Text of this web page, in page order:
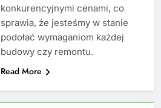
konkurencyjnymi cenami, co
sprawia, że jesteśmy w stanie
podołać wymaganiom każdej
budowy czy remontu.
Read More